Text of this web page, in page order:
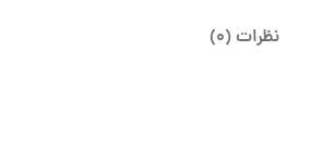
نظرات (0)